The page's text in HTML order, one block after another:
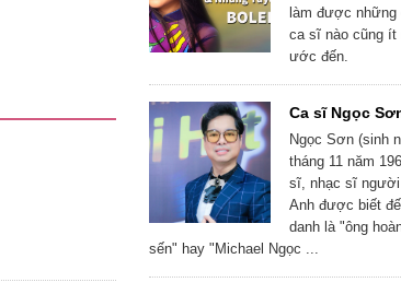
làm được những
ca sĩ nào cũng ít
ước đến.
Ca sĩ Ngọc
Ngọc Sơn (sinh
tháng 11 năm
sĩ, nhạc sĩ người
Anh được biết
danh là "ông
sến" hay "Michael Ngọc ...